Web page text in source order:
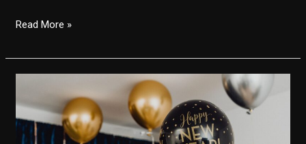
Genset
vs
yang
Paling
Read More »